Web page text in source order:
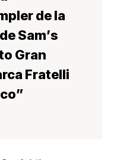
de la
Sam’s
Gran
Fratelli